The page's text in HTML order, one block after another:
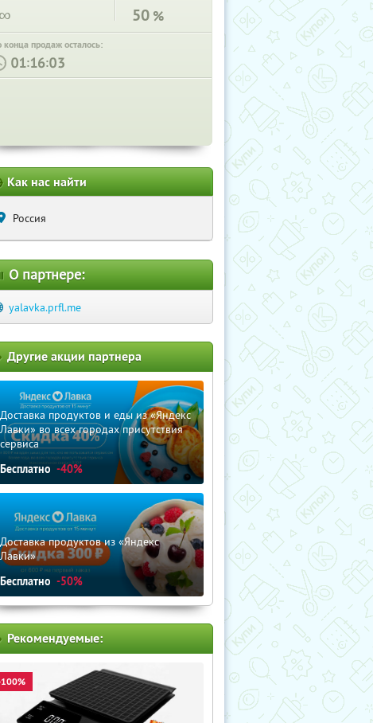
∞ 50 %
конца продаж осталось:
: :
Как нас найти
Россия
О партнере:
yalavka.prfl.me
Другие акции партнера
Доставка продуктов и еды из «Яндекс
Лавки» во всех городах присутствия
сервиса
Бесплатно -40%
Доставка продуктов из «Яндекс
Лавки»
Бесплатно -50%
Рекомендуемые: